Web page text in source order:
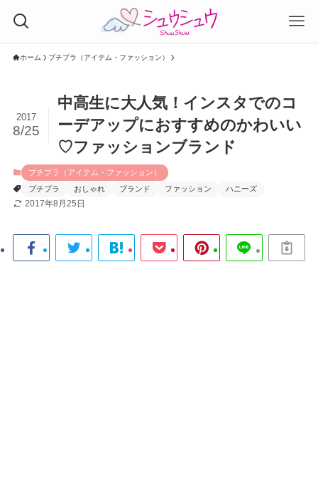
ホーム プチプラ（アイテム・ファッション）
中高生に大人気！インスタでのコ
ーデアップにおすすめのかわいい
♡ファッションブランド
2017
8/25
プチプラ（アイテム・ファッション）
プチプラ
おしゃれ ブランド ファッション ハニーズ
2017年8月25日